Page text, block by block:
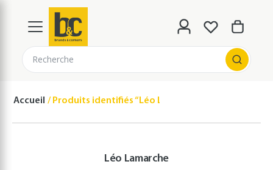
Recherche
Accueil Produits identifiés “Léo Lamarche”
Léo Lamarche